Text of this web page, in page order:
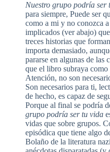
Nuestro grupo podría ser
para siempre, Puede ser
como a mi y no conozca
implicados (ver abajo)
treces historias que
importa demasiado,
pararse en algunas de las
que el libro subraya como
Atención, no son
Son necesarios para ti,
de hecho, es capaz de
Porque al final se podría
grupo podría ser tu vida
vidas que sobre grupos.
episódica que tiene algo
Bolaño de la literatura